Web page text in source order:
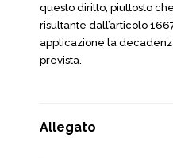
questo diritto, piuttosto
risultante dall’articolo
applicazione la
prevista.
Allegato